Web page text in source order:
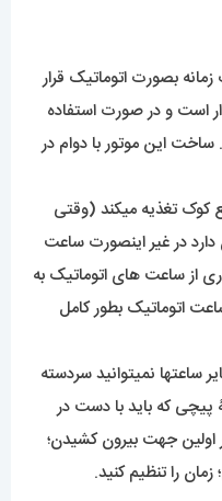
بصورت اتوماتیک قرار
است و در صورت استفاده
این موتور با دوام در
کوک تغذیه میکند (وقتی
در غیر اینصورت ساعت
از ساعت های اتوماتیک به
اتوماتیک بطور کامل
ساعتها نمیتوانید سردسته
پیچی که باید با دست در
جهت بیرون کشیدن؛
را تنظیم کنید.